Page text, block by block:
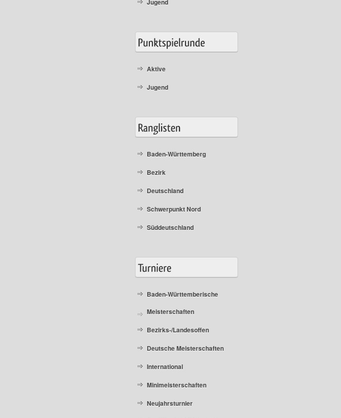
Jugend
Aktive
Jugend
Baden-Württemberg
Bezirk
Deutschland
Schwerpunkt Nord
Süddeutschland
Baden-Württemberische
Meisterschaften
Bezirks-/Landesoffen
Deutsche Meisterschaften
International
Minimeisterschaften
Neujahrsturnier